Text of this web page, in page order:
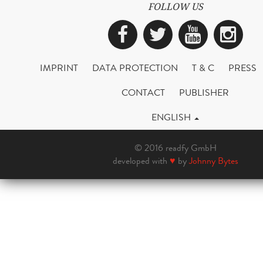
FOLLOW US
Facebook
Twitter
IMPRINT DATA PROTECTION T & C
PRESS
CONTACT
PUBLISHER
ENGLISH
© 2016 readfy GmbH
developed with ♥ byJohnny Bytes